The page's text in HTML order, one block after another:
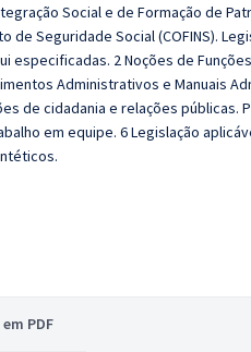
Social e de Formação de
de Seguridade Social (COFINS).
especificadas. 2 Noções de
Administrativos e Manuais
de cidadania e relações
em equipe. 6 Legislação
PDF